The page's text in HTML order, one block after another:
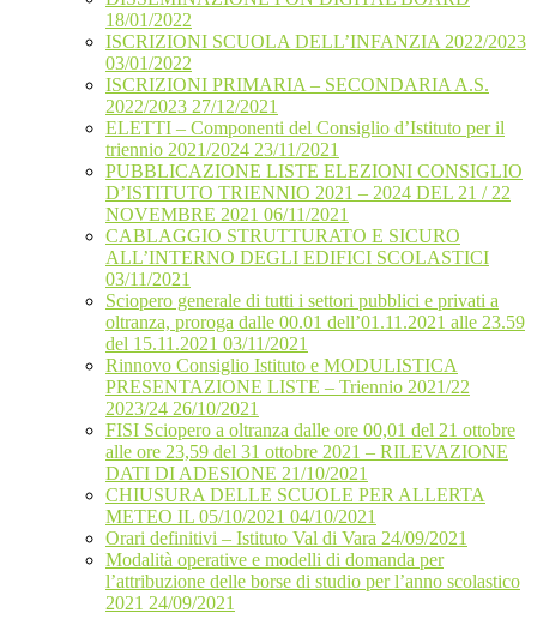
18/01/2022
ISCRIZIONI SCUOLA DELL’INFANZIA 2022/2023
03/01/2022
ISCRIZIONI PRIMARIA – SECONDARIA A.S.
2022/2023 27/12/2021
ELETTI – Componenti del Consiglio d’Istituto per il
triennio 2021/2024 23/11/2021
PUBBLICAZIONE LISTE ELEZIONI CONSIGLIO
D’ISTITUTO TRIENNIO 2021 – 2024 DEL 21 / 22
NOVEMBRE 2021 06/11/2021
CABLAGGIO STRUTTURATO E SICURO
ALL’INTERNO DEGLI EDIFICI SCOLASTICI
03/11/2021
Sciopero generale di tutti i settori pubblici e privati a
oltranza, proroga dalle 00.01 dell’01.11.2021 alle 23.59
del 15.11.2021 03/11/2021
Rinnovo Consiglio Istituto e MODULISTICA
PRESENTAZIONE LISTE – Triennio 2021/22
2023/24 26/10/2021
FISI Sciopero a oltranza dalle ore 00,01 del 21 ottobre
alle ore 23,59 del 31 ottobre 2021 – RILEVAZIONE
DATI DI ADESIONE 21/10/2021
CHIUSURA DELLE SCUOLE PER ALLERTA
METEO IL 05/10/2021 04/10/2021
Orari definitivi – Istituto Val di Vara 24/09/2021
Modalità operative e modelli di domanda per
l’attribuzione delle borse di studio per l’anno scolastico
2021 24/09/2021